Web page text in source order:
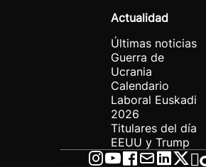
Actualidad
Últimas noticias
Guerra de
Ucrania
Calendario
Laboral Euskadi
2026
Titulares del día
EEUU y Trump